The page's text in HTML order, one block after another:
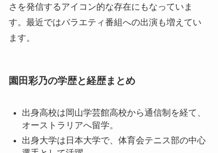
さを発信するアイコン的な存在にもなっていま
す。最近ではバラエティ番組への出演も増えてい
ます。
園田彩乃の学歴と経歴まとめ
出身高校は岡山学芸館高校から通信制を経て、
オーストラリアへ留学。
出身大学は日本大学で、体育会テニス部の中心